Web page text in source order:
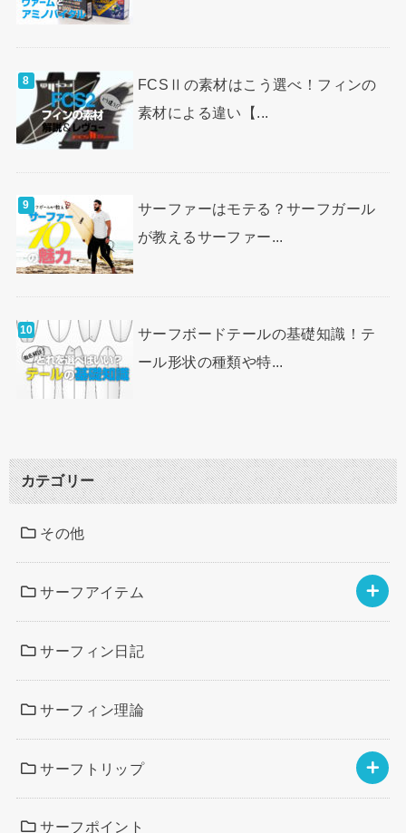
FCSⅡの素材はこう選べ！フィンの
素材による違い【...
サーファーはモテる？サーフガール
が教えるサーファー...
サーフボードテールの基礎知識！テ
ール形状の種類や特...
カテゴリー
その他
サーフアイテム
サーフィン日記
サーフィン理論
サーフトリップ
サーフポイント